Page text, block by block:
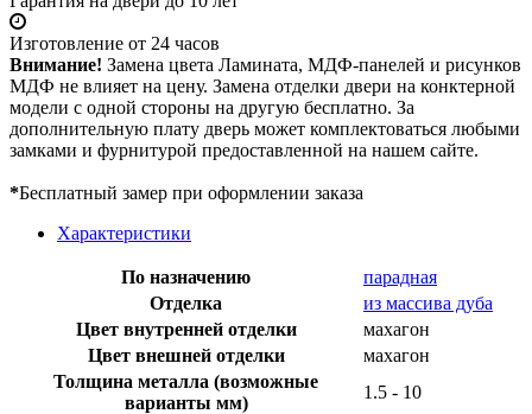
Изготовление от 24 часов
Внимание! Замена цвета Ламината, МДФ-панелей и рисунков
МДФ не влияет на цену. Замена отделки двери на конктерной
модели с одной стороны на другую бесплатно. За
дополнительную плату дверь может комплектоваться любыми
замками и фурнитурой предоставленной на нашем сайте.
*Бесплатный замер при оформлении заказа
Характеристики
По назначению
парадная
Отделка
из массива дуба
Цвет внутренней отделки
махагон
Цвет внешней отделки
махагон
Толщина металла (возможные
варианты мм)
1.5 - 10